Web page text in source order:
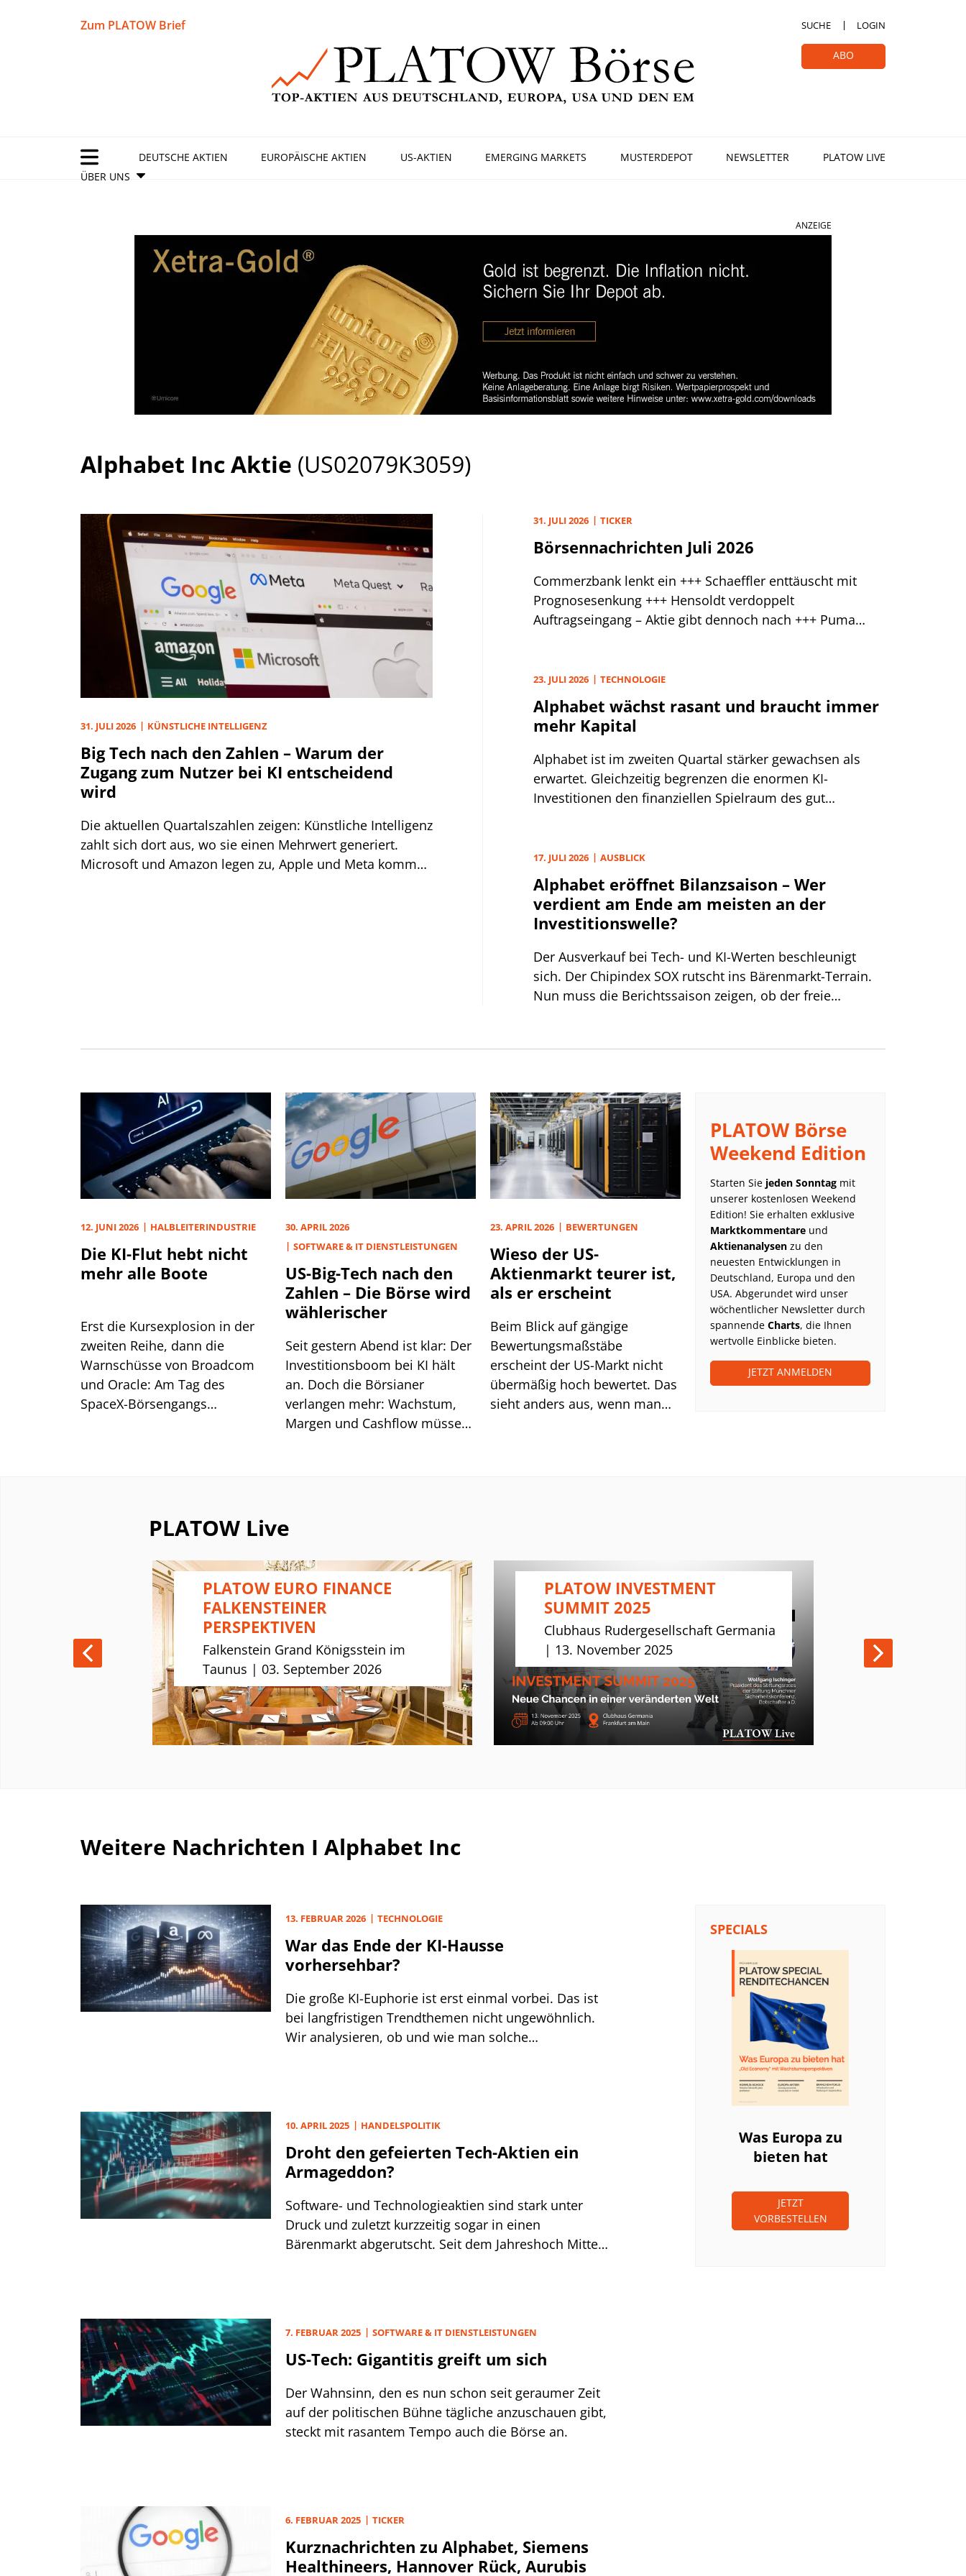
Zum PLATOW Brief SUCHE LOGIN
ABO
DEUTSCHE AKTIEN EUROPÄISCHE AKTIEN US-AKTIEN EMERGING MARKETS MUSTERDEPOT NEWSLETTER
PLATOW LIVE
ÜBER UNS
ANZEIGE
Alphabet Inc Aktie (US02079K3059)
31. JULI 2026 KÜNSTLICHE INTELLIGENZ
Big Tech nach den Zahlen – Warum der
Zugang zum Nutzer bei KI entscheidend
wird
Die aktuellen Quartalszahlen zeigen: Künstliche Intelligenz
zahlt sich dort aus, wo sie einen Mehrwert generiert.
Microsoft und Amazon legen zu, Apple und Meta kommen
31. JULI 2026 TICKER
Börsennachrichten Juli 2026
Commerzbank lenkt ein +++ Schaeffler enttäuscht mit
Prognosesenkung +++ Hensoldt verdoppelt
Auftragseingang – Aktie gibt dennoch nach +++ Puma
Aumovio und BMW beenden Rechtsstreit +++ Hella
verdient weniger
23. JULI 2026 TECHNOLOGIE
Alphabet wächst rasant und braucht immer
mehr Kapital
Alphabet ist im zweiten Quartal stärker gewachsen als
erwartet. Gleichzeitig begrenzen die enormen KI-
Investitionen den finanziellen Spielraum des gut
17. JULI 2026 AUSBLICK
Alphabet eröffnet Bilanzsaison – Wer
verdient am Ende am meisten an der
Investitionswelle?
Der Ausverkauf bei Tech- und KI-Werten beschleunigt
sich. Der Chipindex SOX rutscht ins Bärenmarkt-Terrain.
Nun muss die Berichtssaison zeigen, ob der freie
12. JUNI 2026 HALBLEITERINDUSTRIE
Die KI-Flut hebt nicht
mehr alle Boote
Erst die Kursexplosion in der
zweiten Reihe, dann die
Warnschüsse von Broadcom
und Oracle: Am Tag des
SpaceX-Börsengangs
30. APRIL 2026
SOFTWARE & IT DIENSTLEISTUNGEN
US-Big-Tech nach den
Zahlen – Die Börse wird
wählerischer
Seit gestern Abend ist klar: Der
Investitionsboom bei KI hält
an. Doch die Börsianer
verlangen mehr: Wachstum,
Margen und Cashflow müssen
23. APRIL 2026 BEWERTUNGEN
Wieso der US-
Aktienmarkt teurer ist,
als er erscheint
Beim Blick auf gängige
Bewertungsmaßstäbe
erscheint der US-Markt nicht
übermäßig hoch bewertet. Das
sieht anders aus, wenn man
PLATOW Börse
Weekend Edition
Starten Sie jeden Sonntag mit
unserer kostenlosen Weekend
Edition! Sie erhalten exklusive
Marktkommentare und
Aktienanalysen zu den
neuesten Entwicklungen in
Deutschland, Europa und den
USA. Abgerundet wird unser
wöchentlicher Newsletter durch
spannende Charts, die Ihnen
wertvolle Einblicke bieten.
JETZT ANMELDEN
PLATOW Live
PLATOW EURO FINANCE
FALKENSTEINER
PERSPEKTIVEN
Falkenstein Grand Königsstein im
Taunus | 03. September 2026
PLATOW INVESTMENT
SUMMIT 2025
Clubhaus Rudergesellschaft Germania
| 13. November 2025
Weitere Nachrichten I Alphabet Inc
13. FEBRUAR 2026 TECHNOLOGIE
War das Ende der KI-Hausse
vorhersehbar?
Die große KI-Euphorie ist erst einmal vorbei. Das ist
bei langfristigen Trendthemen nicht ungewöhnlich.
Wir analysieren, ob und wie man solche
10. APRIL 2025 HANDELSPOLITIK
Droht den gefeierten Tech-Aktien ein
Armageddon?
Software- und Technologieaktien sind stark unter
Druck und zuletzt kurzzeitig sogar in einen
Bärenmarkt abgerutscht. Seit dem Jahreshoch Mitte
7. FEBRUAR 2025 SOFTWARE & IT DIENSTLEISTUNGEN
US-Tech: Gigantitis greift um sich
Der Wahnsinn, den es nun schon seit geraumer Zeit
auf der politischen Bühne tägliche anzuschauen gibt,
steckt mit rasantem Tempo auch die Börse an.
6. FEBRUAR 2025 TICKER
Kurznachrichten zu Alphabet, Siemens
Healthineers, Hannover Rück, Aurubis
SPECIALS
Was Europa zu
bieten hat
JETZT
VORBESTELLEN